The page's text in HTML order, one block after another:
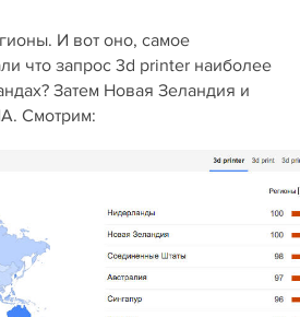
И вот оно, самое
что запрос 3d printer наиболее
Затем Новая Зеландия и
Смотрим: